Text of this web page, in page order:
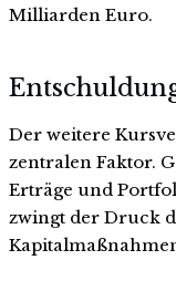
Milliarden Euro.
Der weitere
zentralen Faktor.
Erträge und
zwingt der Druck